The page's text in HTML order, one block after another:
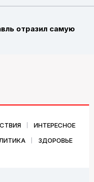
отразил самую
ИНТЕРЕСНОЕ
ЗДОРОВЬЕ